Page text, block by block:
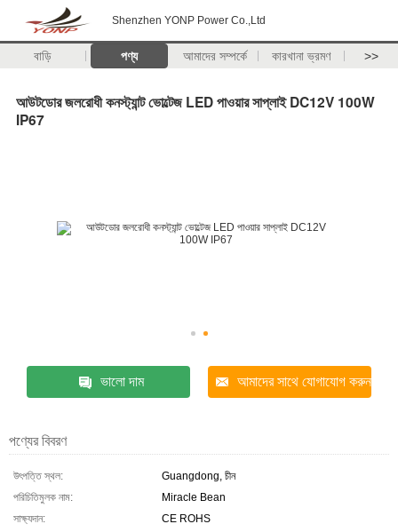
Shenzhen YONP Power Co.,Ltd
বাড়ি পণ্য আমাদের সম্পর্কে কারখানা ভ্রমণ >>
আউটডোর জলরোধী কনস্ট্যান্ট ভোল্টেজ LED পাওয়ার সাপ্লাই DC12V 100W
IP67
ভালো দাম আমাদের সাথে যোগাযোগ করুন
পণ্যের বিবরণ
উৎপত্তি স্থল:
Guangdong, চীন
পরিচিতিমুলক নাম:
Miracle Bean
সাক্ষ্যদান:
CE ROHS